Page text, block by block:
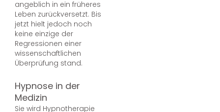
angeblich in ein früheres
Leben zurückversetzt. Bis
jetzt hielt jedoch noch
keine einzige der
Regressionen einer
wissenschaftlichen
Überprüfung stand.
Hypnose in der
Medizin
Sie wird Hypnotherapie